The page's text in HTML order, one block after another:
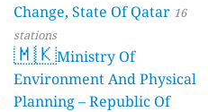
Change, State Of Qatar 16
stations
🇲🇰Ministry Of
Environment And Physical
Planning – Republic Of